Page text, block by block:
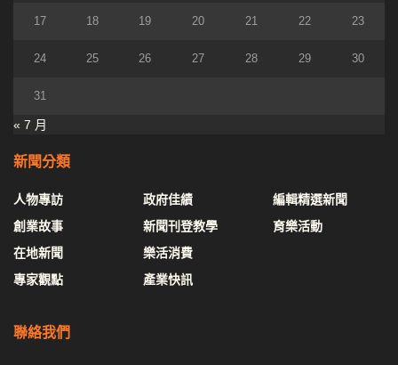
17 18 19 20 21 22 23
24 25 26 27 28 29 30
31
« 7 月
新聞分類
人物專訪
創業故事
在地新聞
專家觀點
政府佳績
新聞刊登教學
樂活消費
產業快訊
編輯精選新聞
育樂活動
聯絡我們